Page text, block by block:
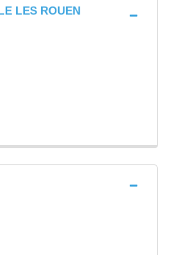
LES ROUEN